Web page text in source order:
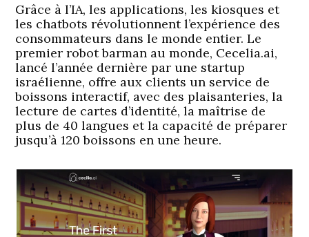
Grâce à l’IA, les applications, les kiosques et
les chatbots révolutionnent l’expérience des
consommateurs dans le monde entier. Le
premier robot barman au monde, Cecelia.ai,
lancé l’année dernière par une startup
israélienne, offre aux clients un service de
boissons interactif, avec des plaisanteries, la
lecture de cartes d’identité, la maîtrise de
plus de 40 langues et la capacité de préparer
jusqu’à 120 boissons en une heure.